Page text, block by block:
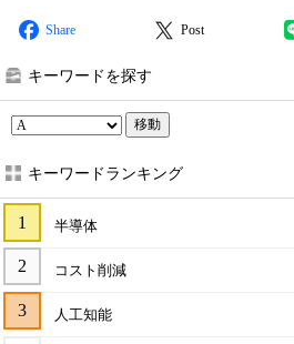
Share Post
キーワードを探す
移動
キーワードランキング
半導体
コスト削減
人工知能